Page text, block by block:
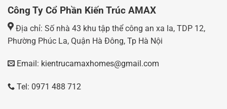
Công Ty Cổ Phần Kiến Trúc AMAX
Địa chỉ: Số nhà 43 khu tập thể công an xa la, TDP 12,
Phường Phúc La, Quận Hà Đông, Tp Hà Nội
Email: kientrucamaxhomes@gmail.com
Tel: 0971 488 712